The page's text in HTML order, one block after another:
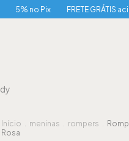
FRETE GRÁTIS acima de
Início . meninas . rompers .
Rosa